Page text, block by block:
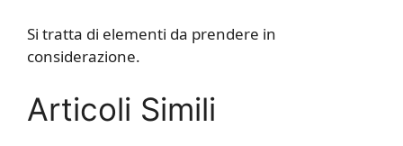
Si tratta di elementi da prendere in
considerazione.
Articoli Simili